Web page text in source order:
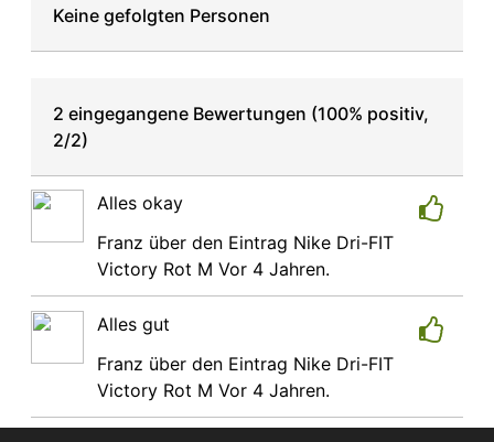
Keine gefolgten Personen
2 eingegangene Bewertungen (100% positiv,
2/2)
Alles okay
Franz über den Eintrag Nike Dri-FIT
Victory Rot M Vor 4 Jahren.
Alles gut
Franz über den Eintrag Nike Dri-FIT
Victory Rot M Vor 4 Jahren.